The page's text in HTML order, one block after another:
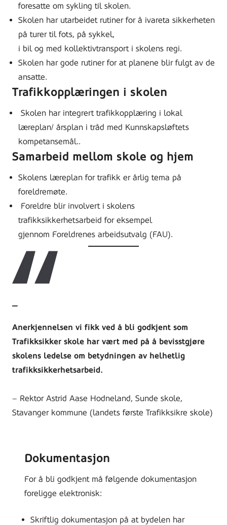
foresatte om sykling til skolen.
Skolen har utarbeidet rutiner for å ivareta sikkerheten
på turer til fots, på sykkel,
i bil og med kollektivtransport i skolens regi.
Skolen har gode rutiner for at planene blir fulgt av de
ansatte.
Trafikkopplæringen i skolen
Skolen har integrert trafikkopplæring i lokal
læreplan/ årsplan i tråd med Kunnskapsløftets
kompetansemål..
Samarbeid mellom skole og hjem
Skolens læreplan for trafikk er årlig tema på
foreldremøte.
Foreldre blir involvert i skolens
trafikksikkerhetsarbeid for eksempel
gjennom Foreldrenes arbeidsutvalg (FAU).
Anerkjennelsen vi fikk ved å bli godkjent som
Trafikksikker skole har vært med på å bevisstgjøre
skolens ledelse om betydningen av helhetlig
trafikksikkerhetsarbeid.
– Rektor Astrid Aase Hodneland, Sunde skole,
Stavanger kommune (landets første Trafikksikre skole)
Dokumentasjon
For å bli godkjent må følgende dokumentasjon
foreligge elektronisk:
Skriftlig dokumentasjon på at bydelen har